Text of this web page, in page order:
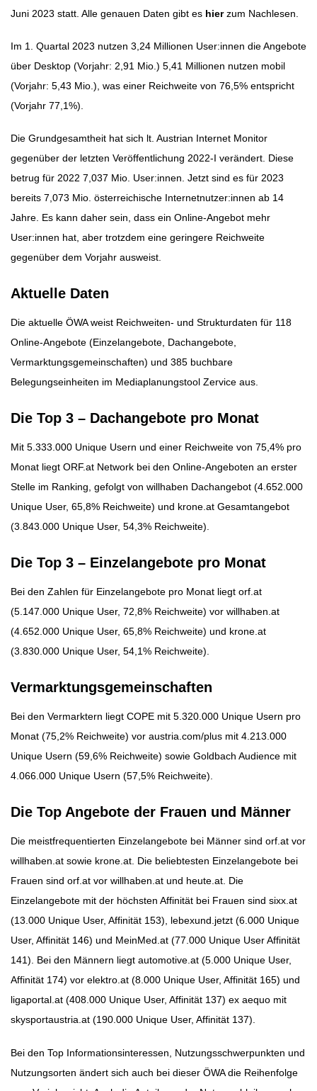
Juni 2023 statt. Alle genauen Daten gibt es hierzum Nachlesen.
Im 1. Quartal 2023 nutzen 3,24 Millionen User:innen die Angebote
über Desktop (Vorjahr: 2,91 Mio.) 5,41 Millionen nutzen mobil
(Vorjahr: 5,43 Mio.), was einer Reichweite von 76,5% entspricht
(Vorjahr 77,1%).
Die Grundgesamtheit hat sich lt. Austrian Internet Monitor
gegenüber der letzten Veröffentlichung 2022-I verändert. Diese
betrug für 2022 7,037 Mio. User:innen. Jetzt sind es für 2023
bereits 7,073 Mio. österreichische Internetnutzer:innen ab 14
Jahre. Es kann daher sein, dass ein Online-Angebot mehr
User:innen hat, aber trotzdem eine geringere Reichweite
gegenüber dem Vorjahr ausweist.
Aktuelle Daten
Die aktuelle ÖWA weist Reichweiten- und Strukturdaten für 118
Online-Angebote (Einzelangebote, Dachangebote,
Vermarktungsgemeinschaften) und 385 buchbare
Belegungseinheiten im Mediaplanungstool Zervice aus.
Die Top 3 – Dachangebote pro Monat
Mit 5.333.000 Unique Usern und einer Reichweite von 75,4% pro
Monat liegt ORF.at Network bei den Online-Angeboten an erster
Stelle im Ranking, gefolgt von willhaben Dachangebot (4.652.000
Unique User, 65,8% Reichweite) und krone.at Gesamtangebot
(3.843.000 Unique User, 54,3% Reichweite).
Die Top 3 – Einzelangebote pro Monat
Bei den Zahlen für Einzelangebote pro Monat liegt orf.at
(5.147.000 Unique User, 72,8% Reichweite) vor willhaben.at
(4.652.000 Unique User, 65,8% Reichweite) und krone.at
(3.830.000 Unique User, 54,1% Reichweite).
Vermarktungsgemeinschaften
Bei den Vermarktern liegt COPE mit 5.320.000 Unique Usern pro
Monat (75,2% Reichweite) vor austria.com/plus mit 4.213.000
Unique Usern (59,6% Reichweite) sowie Goldbach Audience mit
4.066.000 Unique Usern (57,5% Reichweite).
Die Top Angebote der Frauen und Männer
Die meistfrequentierten Einzelangebote bei Männer sind orf.at vor
willhaben.at sowie krone.at. Die beliebtesten Einzelangebote bei
Frauen sind orf.at vor willhaben.at und heute.at. Die
Einzelangebote mit der höchsten Affinität bei Frauen sind sixx.at
(13.000 Unique User, Affinität 153), lebexund.jetzt (6.000 Unique
User, Affinität 146) und MeinMed.at (77.000 Unique User Affinität
141). Bei den Männern liegt automotive.at (5.000 Unique User,
Affinität 174) vor elektro.at (8.000 Unique User, Affinität 165) und
ligaportal.at (408.000 Unique User, Affinität 137) ex aequo mit
skysportaustria.at (190.000 Unique User, Affinität 137).
Bei den Top Informationsinteressen, Nutzungsschwerpunkten und
Nutzungsorten ändert sich auch bei dieser ÖWA die Reihenfolge